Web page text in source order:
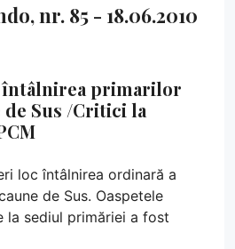
nr. 85 - 18.06.2010
întâlnirea primarilor
Sus /Critici la
loc întâlnirea ordinară a
de Sus. Oaspetele
la sediul primăriei a fost